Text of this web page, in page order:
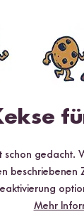
Vanille
sollte man Acht
Einmachglas
Waffeln oder
schon gedacht.
Mehr